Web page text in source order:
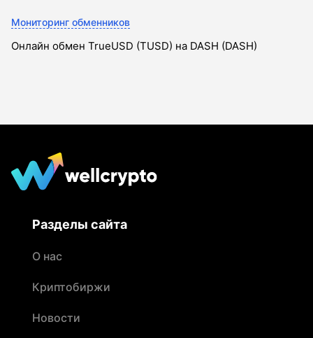
Мониторинг обменников
Онлайн обмен TrueUSD (TUSD) на DASH (DASH)
Разделы сайта
О нас
Криптобиржи
Новости